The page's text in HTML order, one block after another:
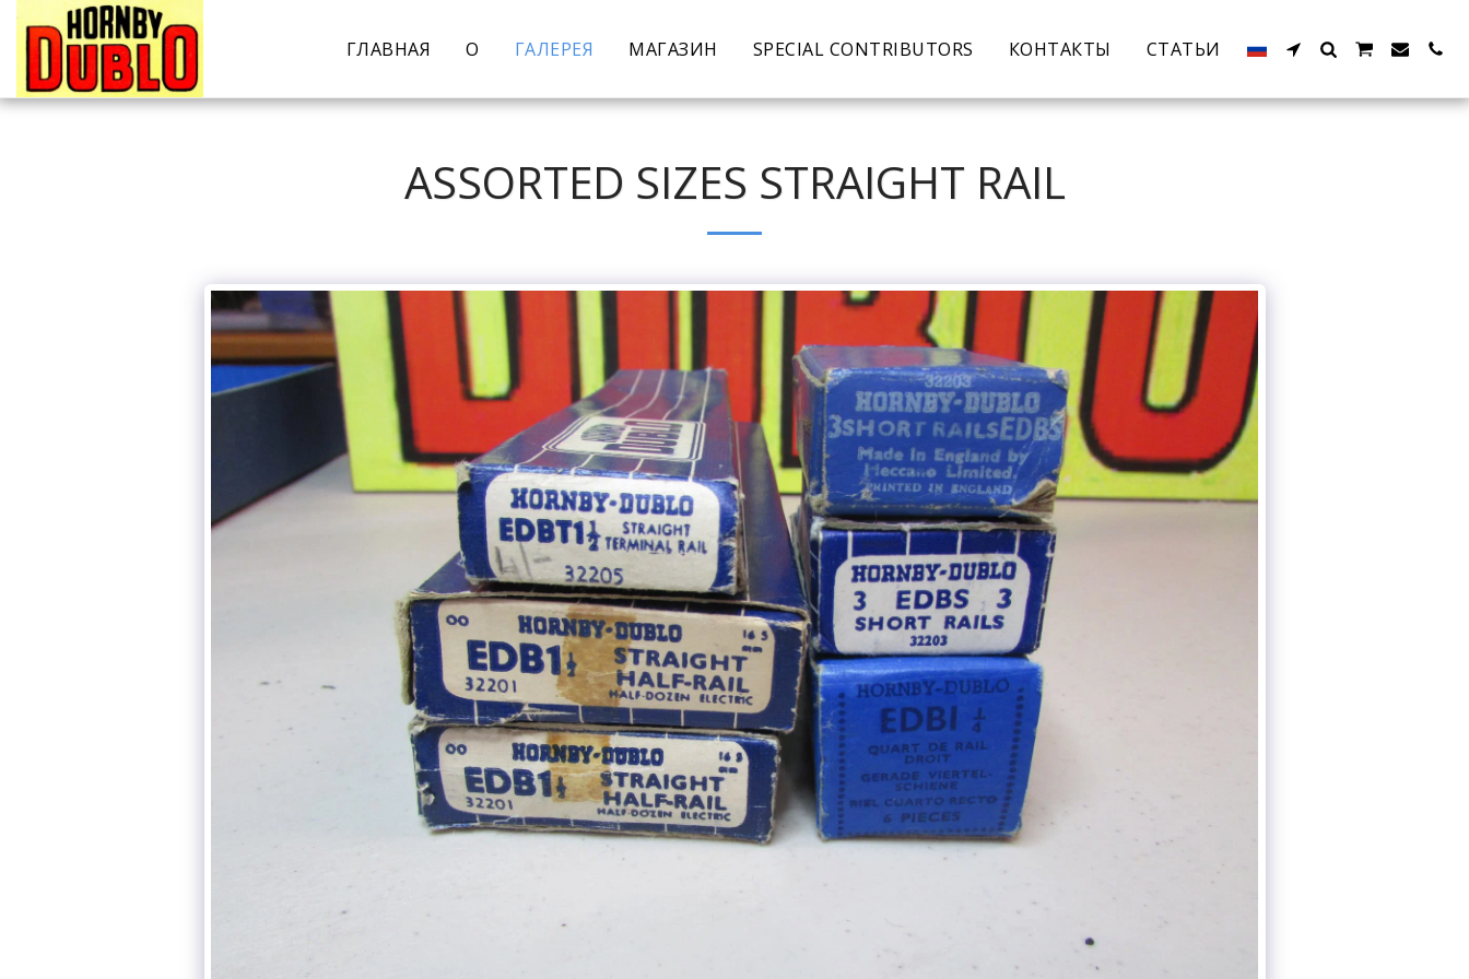
ГЛАВНАЯ О ГАЛЕРЕЯ МАГАЗИН SPECIAL CONTRIBUTORS КОНТАКТЫ СТАТЬИ
ASSORTED SIZES STRAIGHT RAIL